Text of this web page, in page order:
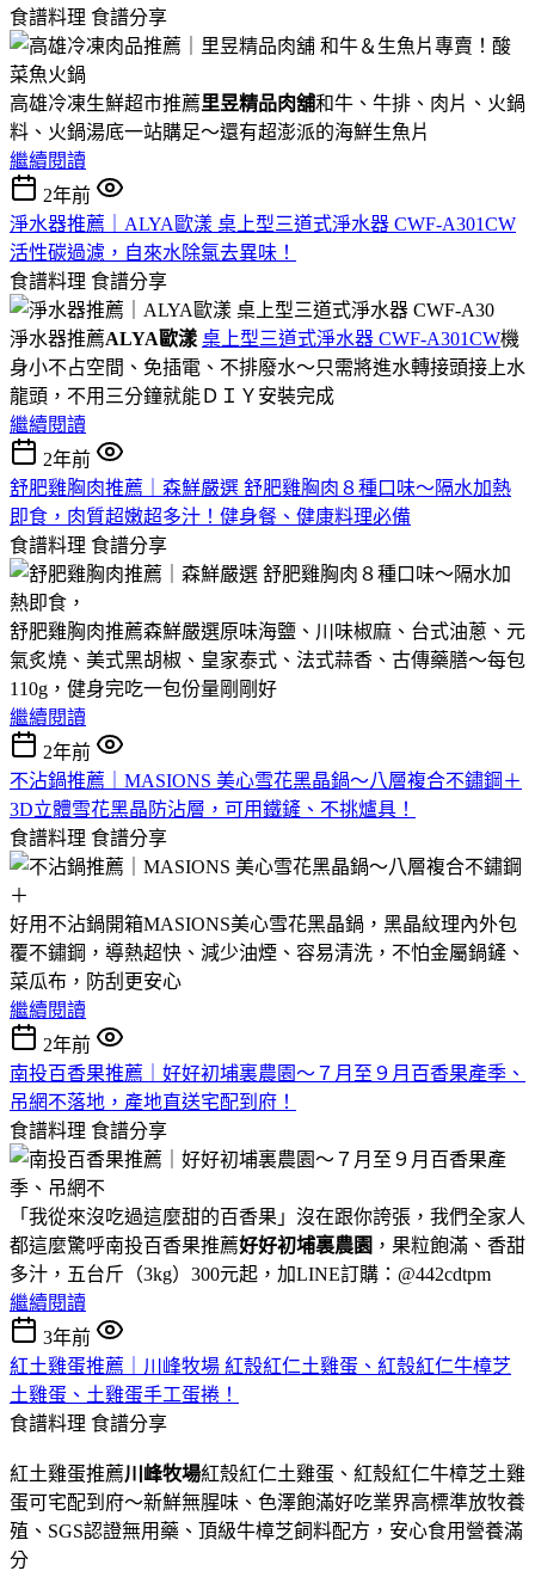
食譜料理 食譜分享
高雄冷凍生鮮超市推薦里昱精品肉舖和牛、牛排、肉片、火鍋
料、火鍋湯底一站購足～還有超澎派的海鮮生魚片
繼續閱讀
2年前
淨水器推薦｜ALYA歐漾 桌上型三道式淨水器 CWF-A301CW
活性碳過濾，自來水除氯去異味！
食譜料理 食譜分享
淨水器推薦ALYA歐漾 桌上型三道式淨水器 CWF-A301CW機
身小不占空間、免插電、不排廢水～只需將進水轉接頭接上水
龍頭，不用三分鐘就能ＤＩＹ安裝完成
繼續閱讀
2年前
舒肥雞胸肉推薦｜森鮮嚴選 舒肥雞胸肉８種口味～隔水加熱
即食，肉質超嫩超多汁！健身餐、健康料理必備
食譜料理 食譜分享
舒肥雞胸肉推薦森鮮嚴選原味海鹽、川味椒麻、台式油蔥、元
氣炙燒、美式黑胡椒、皇家泰式、法式蒜香、古傳藥膳～每包
110g，健身完吃一包份量剛剛好
繼續閱讀
2年前
不沾鍋推薦｜MASIONS 美心雪花黑晶鍋～八層複合不鏽鋼＋
3D立體雪花黑晶防沾層，可用鐵鏟、不挑爐具！
食譜料理 食譜分享
好用不沾鍋開箱MASIONS美心雪花黑晶鍋，黑晶紋理內外包
覆不鏽鋼，導熱超快、減少油煙、容易清洗，不怕金屬鍋鏟、
菜瓜布，防刮更安心
繼續閱讀
2年前
南投百香果推薦｜好好初埔裏農園～７月至９月百香果產季、
吊網不落地，產地直送宅配到府！
食譜料理 食譜分享
「我從來沒吃過這麼甜的百香果」沒在跟你誇張，我們全家人
都這麼驚呼南投百香果推薦好好初埔裏農園 ，果粒飽滿、香甜
多汁，五台斤（3kg）300元起，加LINE訂購：@442cdtpm
繼續閱讀
3年前
紅土雞蛋推薦｜川峰牧場 紅殼紅仁土雞蛋、紅殼紅仁牛樟芝
土雞蛋、土雞蛋手工蛋捲！
食譜料理 食譜分享
紅土雞蛋推薦川峰牧場紅殼紅仁土雞蛋、紅殼紅仁牛樟芝土雞
蛋可宅配到府～新鮮無腥味、色澤飽滿好吃業界高標準放牧養
殖、SGS認證無用藥、頂級牛樟芝飼料配方，安心食用營養滿
分